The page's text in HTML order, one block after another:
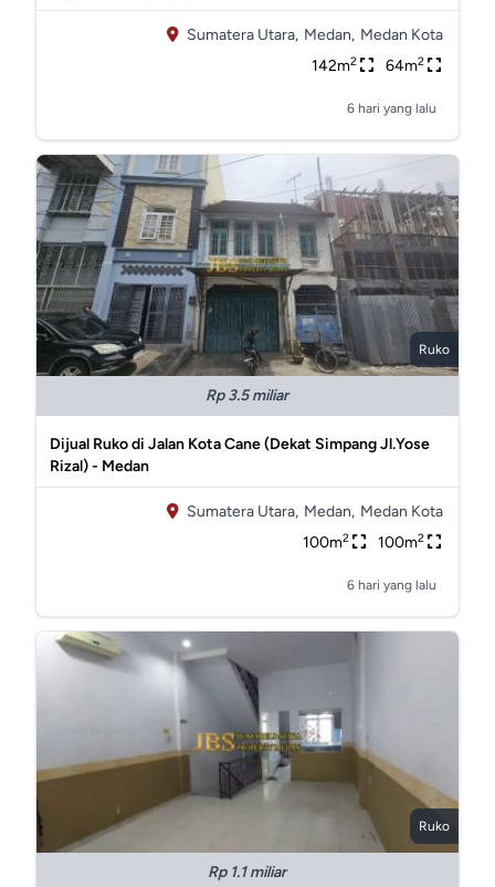
Sumatera Utara, Medan, Medan Kota
142m2 64m2
6 hari yang lalu
Ruko
Rp 3.5 miliar
Dijual Ruko di Jalan Kota Cane (Dekat Simpang Jl.Yose
Rizal) - Medan
Sumatera Utara, Medan, Medan Kota
100m2 100m2
6 hari yang lalu
Ruko
Rp 1.1 miliar